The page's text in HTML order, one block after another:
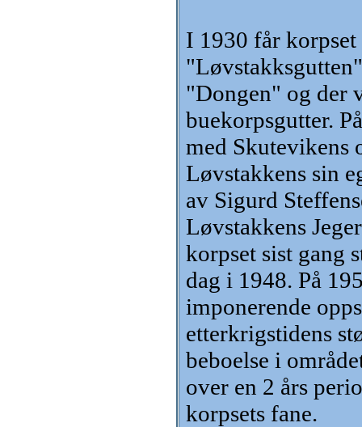
I 1930 får
"Dongen" og der
buekorpsgutter.
med Skutevikens
Løvstakkens sin
av Sigurd
Løvstakkens
korpset sist gang
dag i 1948. På
imponerende
etterkrigstidens
beboelse i
over en 2 års
korpsets fane.